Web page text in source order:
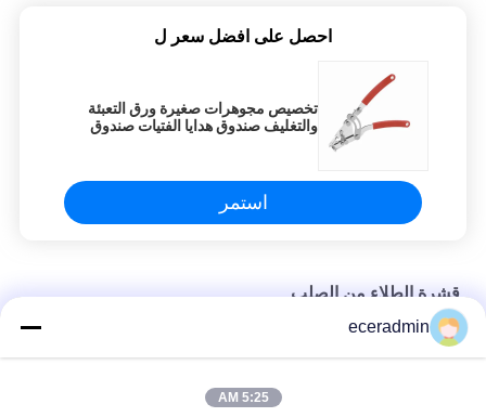
احصل على افضل سعر ل
تخصيص مجوهرات صغيرة ورق التعبئة
والتغليف صندوق هدايا الفتيات صندوق
استمر
قشرة الطلاء من الصلب
تخصيص مجوهرات صغيرة ورق التعبئة والتغليف صندوق هدايا الفتيات
eceradmin
5:25 AM